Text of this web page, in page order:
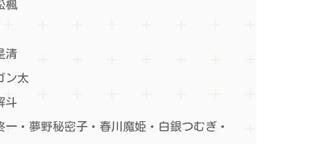
楓
清
ン太
斗
・夢野秘密子・春川魔姫・白銀つむぎ・